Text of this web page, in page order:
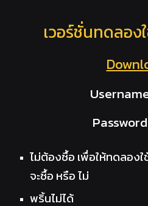
เวอร์ชั่นทดลอง
ไม่ต้องซื้อ เพื่อให้ทดลองใ
จะซื้อ หรือ ไม่
พริ้นไม่ได้